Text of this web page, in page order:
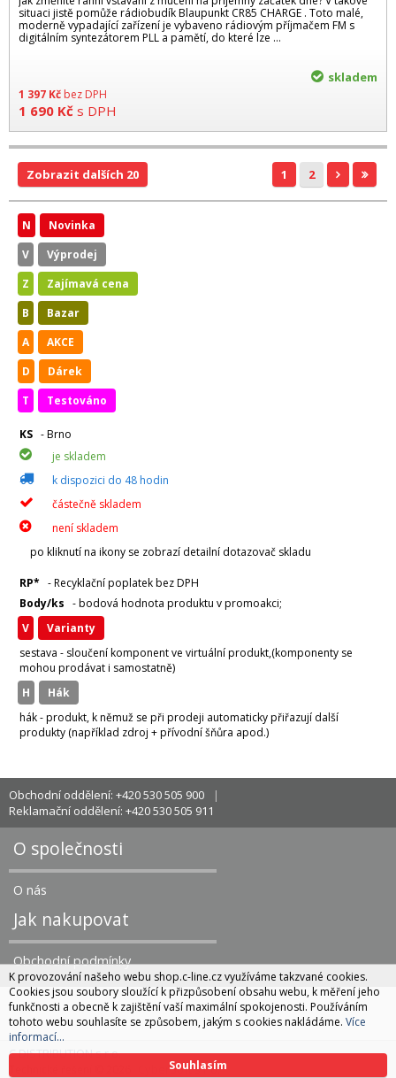
situaci jistě pomůže rádiobudík Blaupunkt CR85 CHARGE . Toto malé,
moderně vypadající zařízení je vybaveno rádiovým příjmačem FM s
digitálním syntezátorem PLL a pamětí, do které lze ...
1 397 Kč bez DPH
1 690 Kč s DPH
skladem
Zobrazit dalších 20 1 2
N
Novinka
V
Výprodej
Z
Zajímavá cena
B
Bazar
A
AKCE
D
Dárek
T
Testováno
KS - Brno
je skladem
k dispozici do 48 hodin
částečně skladem
není skladem
po kliknutí na ikony se zobrazí detailní dotazovač skladu
RP* - Recyklační poplatek bez DPH
Body/ks - bodová hodnota produktu v promoakci;
v
varianty
sestava - sloučení komponent ve virtuální produkt,(komponenty se
mohou prodávat i samostatně)
H
hák
hák - produkt, k němuž se při prodeji automaticky přiřazují další
produkty (například zdroj + přívodní šňůra apod.)
Obchodní oddělení: +420 530 505 900
Reklamační oddělení: +420 530 505 911
O společnosti
O nás
Jak nakupovat
Obchodní podmínky
C DISTRIBUTION s.r.o.
CyberSoft s.r.o.
K provozování našeho webu shop.c-line.cz využíváme takzvané cookies.
Cookies jsou soubory sloužící k přizpůsobení obsahu webu, k měření jeho
funkčnosti a obecně k zajištění vaší maximální spokojenosti. Používáním
tohoto webu souhlasíte se způsobem, jakým s cookies nakládáme. Více
informací...
Souhlasím